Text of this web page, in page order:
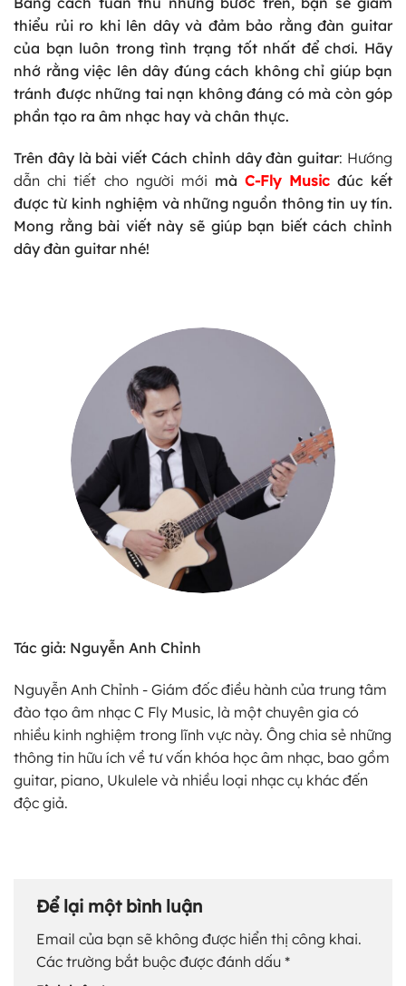
thiểu rủi ro khi lên dây và đảm bảo rằng đàn guitar
của bạn luôn trong tình trạng tốt nhất để chơi. Hãy
nhớ rằng việc lên dây đúng cách không chỉ giúp bạn
tránh được những tai nạn không đáng có mà còn góp
phần tạo ra âm nhạc hay và chân thực.
Trên đây là bài viết Cách chỉnh dây đàn guitar: Hướng
dẫn chi tiết cho người mới màC-Fly Musicđúc kết
được từ kinh nghiệm và những nguồn thông tin uy tín.
Mong rằng bài viết này sẽ giúp bạn biết cách chỉnh
dây đàn guitar nhé!
Tác giả: Nguyễn Anh Chỉnh
Nguyễn Anh Chỉnh - Giám đốc điều hành của trung tâm
đào tạo âm nhạc C Fly Music, là một chuyên gia có
nhiều kinh nghiệm trong lĩnh vực này. Ông chia sẻ những
thông tin hữu ích về tư vấn khóa học âm nhạc, bao gồm
guitar, piano, Ukulele và nhiều loại nhạc cụ khác đến
độc giả.
Để lại một bình luận
Email của bạn sẽ không được hiển thị công khai.
Các trường bắt buộc được đánh dấu *